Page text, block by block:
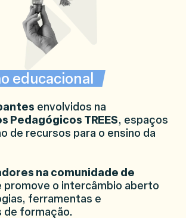
educacional
envolvidos na
Pedagógicos TREES, espaços
de recursos para o ensino da
na comunidade de
promove o intercâmbio aberto
ferramentas e
de formação.